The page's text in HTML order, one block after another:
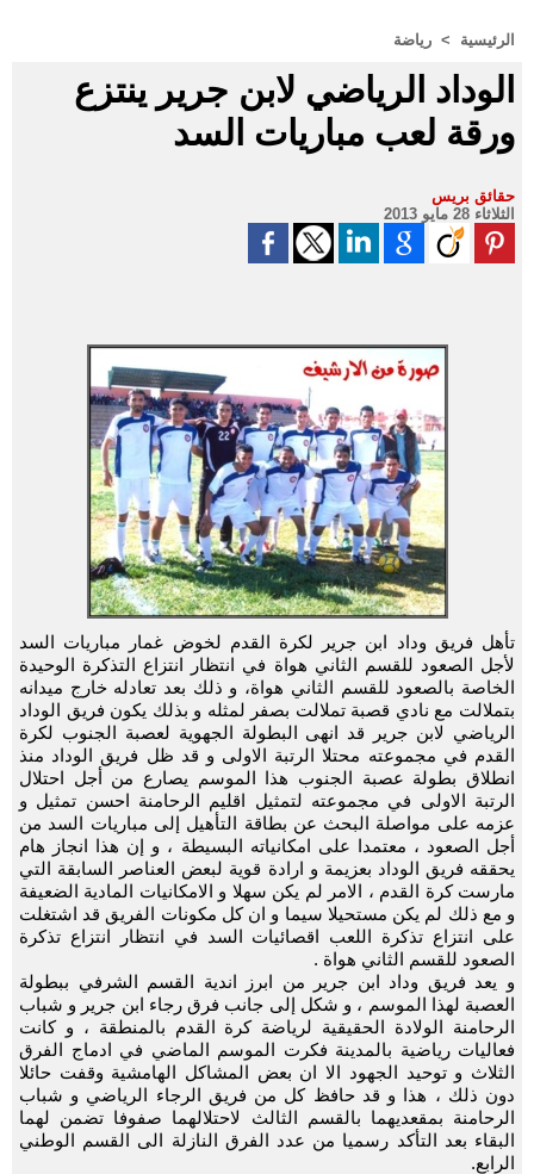
الرئيسية > رياضة
الوداد الرياضي لابن جرير ينتزع
ورقة لعب مباريات السد
حقائق بريس
الثلاثاء 28 مايو 2013
تأهل فريق وداد ابن جرير لكرة القدم لخوض غمار مباريات السد
لأجل الصعود للقسم الثاني هواة في انتظار انتزاع التذكرة الوحيدة
الخاصة بالصعود للقسم الثاني هواة، و ذلك بعد تعادله خارج ميدانه
بتملالت مع نادي قصبة تملالت بصفر لمثله و بذلك يكون فريق الوداد
الرياضي لابن جرير قد انهى البطولة الجهوية لعصبة الجنوب لكرة
القدم في مجموعته محتلا الرتبة الاولى و قد ظل فريق الوداد منذ
انطلاق بطولة عصبة الجنوب هذا الموسم يصارع من أجل احتلال
الرتبة الاولى في مجموعته لتمثيل اقليم الرحامنة احسن تمثيل و
عزمه على مواصلة البحث عن بطاقة التأهيل إلى مباريات السد من
أجل الصعود ، معتمدا على امكانياته البسيطة ، و إن هذا انجاز هام
يحققه فريق الوداد بعزيمة و ارادة قوية لبعض العناصر السابقة التي
مارست كرة القدم ، الامر لم يكن سهلا و الامكانيات المادية الضعيفة
و مع ذلك لم يكن مستحيلا سيما و ان كل مكونات الفريق قد اشتغلت
على انتزاع تذكرة اللعب اقصائيات السد في انتظار انتزاع تذكرة
الصعود للقسم الثاني هواة .
و يعد فريق وداد ابن جرير من ابرز اندية القسم الشرفي ببطولة
العصبة لهذا الموسم ، و شكل إلى جانب فرق رجاء ابن جرير و شباب
الرحامنة الولادة الحقيقية لرياضة كرة القدم بالمنطقة ، و كانت
فعاليات رياضية بالمدينة فكرت الموسم الماضي في ادماج الفرق
الثلاث و توحيد الجهود الا ان بعض المشاكل الهامشية وقفت حائلا
دون ذلك ، هذا و قد حافظ كل من فريق الرجاء الرياضي و شباب
الرحامنة بمقعديهما بالقسم الثالث لاحتلالهما صفوفا تضمن لهما
البقاء بعد التأكد رسميا من عدد الفرق النازلة الى القسم الوطني
الرابع.